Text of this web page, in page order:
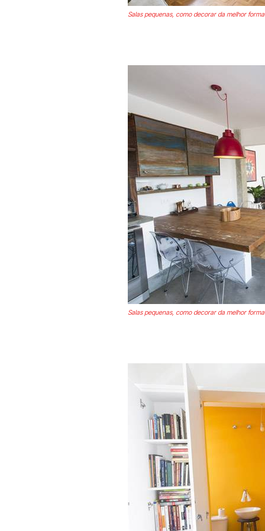
Salas pequenas, como decorar da melhor
Salas pequenas, como decorar da melhor